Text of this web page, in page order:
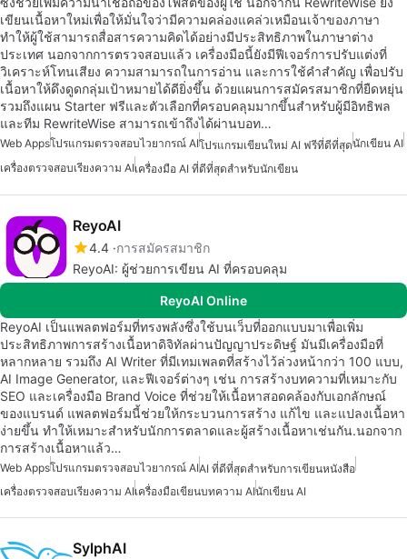
เขียนเนื้อหาใหม่เพื่อให้มั่นใจว่ามีความคล่องแคล่วเหมือนเจ้าของภาษา
ทำให้ผู้ใช้สามารถสื่อสารความคิดได้อย่างมีประสิทธิภาพในภาษาต่าง
ประเทศ นอกจากการตรวจสอบแล้ว เครื่องมือนี้ยังมีฟีเจอร์การปรับแต่งที่
วิเคราะห์โทนเสียง ความสามารถในการอ่าน และการใช้คำสำคัญ เพื่อปรับ
เนื้อหาให้ดึงดูดกลุ่มเป้าหมายได้ดียิ่งขึ้น ด้วยแผนการสมัครสมาชิกที่ยืดหยุ่น
รวมถึงแผน Starter ฟรีและตัวเลือกที่ครอบคลุมมากขึ้นสำหรับผู้มีอิทธิพล
และทีม RewriteWise สามารถเข้าถึงได้ผ่านบอท…
Web Appsโปรแกรมตรวจสอบไวยากรณ์ AIโปรแกรมเขียนใหม่ AI ฟรีที่ดีที่สุดนักเขียน AI
เครื่องตรวจสอบเรียงความ AIเครื่องมือ AI ที่ดีที่สุดสำหรับนักเขียน
ReyoAI
4.4 การสมัครสมาชิก
ReyoAI: ผู้ช่วยการเขียน AI ที่ครอบคลุม
ReyoAI Online
ReyoAI เป็นแพลตฟอร์มที่ทรงพลังซึ่งใช้บนเว็บที่ออกแบบมาเพื่อเพิ่ม
ประสิทธิภาพการสร้างเนื้อหาดิจิทัลผ่านปัญญาประดิษฐ์ มันมีเครื่องมือที่
หลากหลาย รวมถึง AI Writer ที่มีเทมเพลตที่สร้างไว้ล่วงหน้ากว่า 100 แบบ,
AI Image Generator, และฟีเจอร์ต่างๆ เช่น การสร้างบทความที่เหมาะกับ
SEO และเครื่องมือ Brand Voice ที่ช่วยให้เนื้อหาสอดคล้องกับเอกลักษณ์
ของแบรนด์ แพลตฟอร์มนี้ช่วยให้กระบวนการสร้าง แก้ไข และแปลงเนื้อหา
ง่ายขึ้น ทำให้เหมาะสำหรับนักการตลาดและผู้สร้างเนื้อหาเช่นกัน.นอกจาก
การสร้างเนื้อหาแล้ว…
Web Appsโปรแกรมตรวจสอบไวยากรณ์ AIAI ที่ดีที่สุดสำหรับการเขียนหนังสือ
เครื่องตรวจสอบเรียงความ AIเครื่องมือเขียนบทความ AIนักเขียน AI
SylphAI